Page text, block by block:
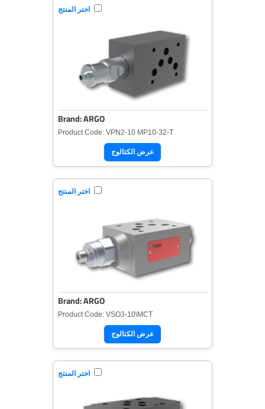
اختر المنتج
Brand: ARGO
Product Code: VPN2-10 MP10-32-T
عرض الكتالوج
اختر المنتج
Brand: ARGO
Product Code: VSO3-10\MCT
عرض الكتالوج
اختر المنتج